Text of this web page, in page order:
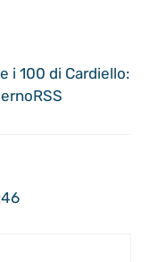
i 100 di Cardiello: